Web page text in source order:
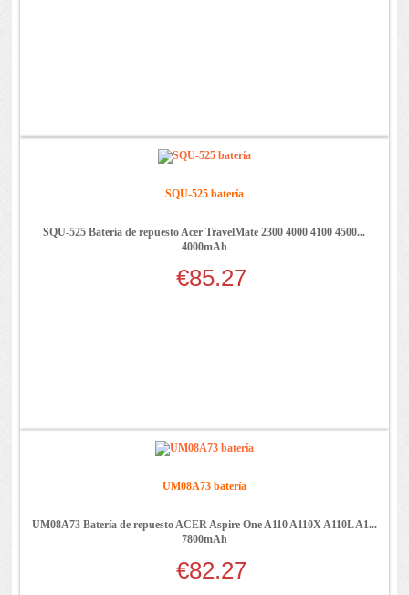
SQU-525 batería
SQU-525 Batería de repuesto Acer TravelMate 2300 4000 4100 4500...
4000mAh
€85.27
UM08A73 batería
UM08A73 Batería de repuesto ACER Aspire One A110 A110X A110L A1...
7800mAh
€82.27